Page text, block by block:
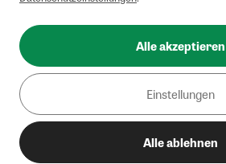
Alle akzeptieren
Einstellungen
Alle ablehnen
AGB
Widerrufsbelehrung
Barrierefreiheit
Cookies/Tracking